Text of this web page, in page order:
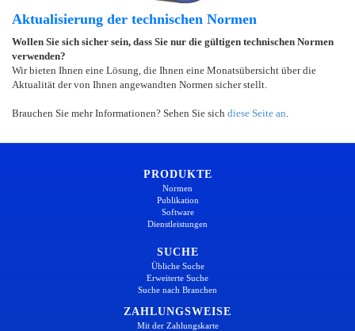
Aktualisierung der technischen Normen
Wollen Sie sich sicher sein, dass Sie nur die gültigen technischen Normen
verwenden?
Wir bieten Ihnen eine Lösung, die Ihnen eine Monatsübersicht über die
Aktualität der von Ihnen angewandten Normen sicher stellt.
Brauchen Sie mehr Informationen? Sehen Sie sich diese Seite an
PRODUKTE
Normen
Publikation
Software
Dienstleistungen
SUCHE
Übliche Suche
Erweiterte Suche
Suche nach Branchen
ZAHLUNGSWEISE
Mit der Zahlungskarte